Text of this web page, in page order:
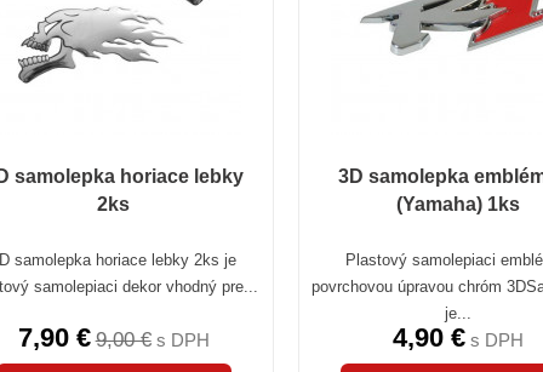
samolepka horiace lebky
2ks
samolepka horiace lebky 2ks je
samolepiaci dekor vhodný pre...
7,90 € 9,00 €s DPH
3D samolepka
(Yamaha) 1ks
Plastový samolepiaci
povrchovou úpravou chróm
je...
4,90 €s DPH